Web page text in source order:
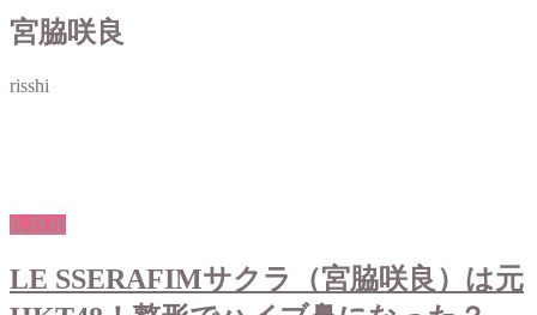
宮脇咲良
risshi
K-POP
LE SSERAFIMサクラ（宮脇咲良）は元